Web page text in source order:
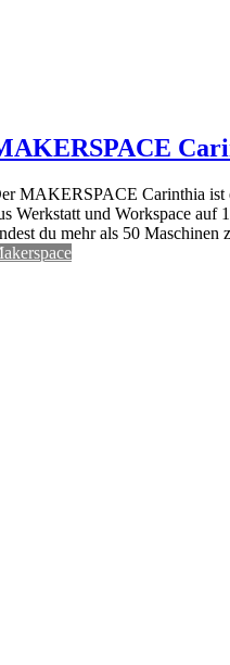
MAKERSPACE Carinthia ist
Werkstatt und Workspace auf
du mehr als 50 Maschinen